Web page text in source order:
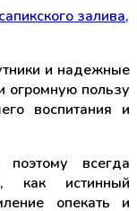
и надежные
огромную пользу
воспитания и
всегда
как истинный
опекать и